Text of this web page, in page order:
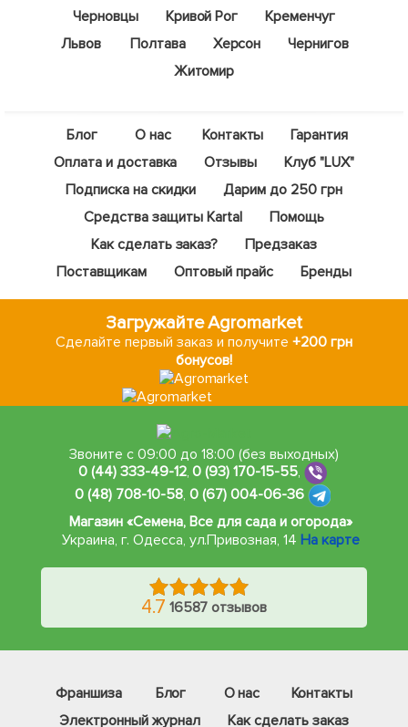
Черновцы
Кривой Рог
Кременчуг
Львов
Полтава Херсон
Чернигов
Житомир
Блог О нас Контакты
Гарантия
Оплата и доставка
Отзывы
Клуб "LUX"
Подписка на скидки
Дарим до 250 грн
Средства защиты Kartal
Помощь
Как сделать заказ?
Предзаказ
Поставщикам
Оптовый прайс Бренды
Загружайте Agromarket
Сделайте первый заказ и получите +200 грн
бонусов!
Звоните с 09:00 до 18:00 (без выходных)
0 (44) 333-49-12,0 (93) 170-15-55,
0 (48) 708-10-58, 0 (67) 004-06-36
Магазин «Семена, Все для сада и огорода»
Украина, г. Одесса, ул.Привозная, 14 На карте
4.7 16587 отзывов
Франшиза Блог О нас
Контакты
Электронный журнал
Как сделать заказ